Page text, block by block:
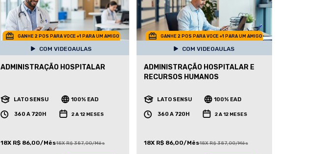
GANHE 2 POS PARA VOCE +1 PARA UM AMIGO
COM VIDEOAULAS
ADMINISTRAÇÃO HOSPITALAR
LATO SENSU 100% EAD
360 A 720H 2 A 12 MESES
18X R$ 86,00/Mês18X R$ 387,00/Mês
GANHE 2 POS PARA VOCE +1 PARA UM AMIGO
COM VIDEOAULAS
ADMINISTRAÇÃO HOSPITALAR E
RECURSOS HUMANOS
LATO SENSU 100% EAD
360 A 720H 2 A 12 MESES
18X R$ 86,00/Mês18X R$ 387,00/Mês